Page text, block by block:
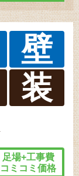
壁
装
足場+工事費
コミコミ価格